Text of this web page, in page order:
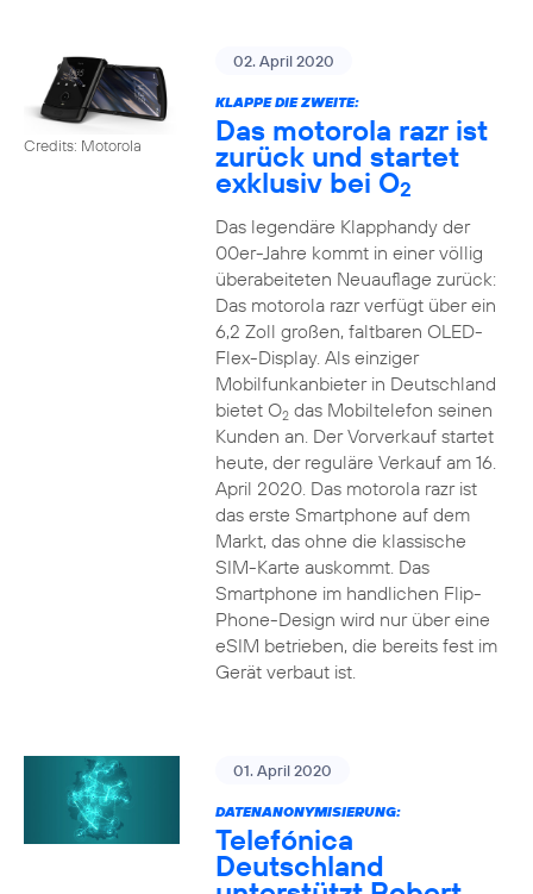
Credits: Motorola
02. April 2020
KLAPPE DIE ZWEITE:
Das motorola razr ist
zurück und startet
exklusiv bei O2
Das legendäre Klapphandy der
00er-Jahre kommt in einer völlig
überabeiteten Neuauflage zurück:
Das motorola razr verfügt über ein
6,2 Zoll großen, faltbaren OLED-
Flex-Display. Als einziger
Mobilfunkanbieter in Deutschland
bietet O2das Mobiltelefon seinen
Kunden an. Der Vorverkauf startet
heute, der reguläre Verkauf am 16.
April 2020. Das motorola razr ist
das erste Smartphone auf dem
Markt, das ohne die klassische
SIM-Karte auskommt. Das
Smartphone im handlichen Flip-
Phone-Design wird nur über eine
eSIM betrieben, die bereits fest im
Gerät verbaut ist.
01. April 2020
DATENANONYMISIERUNG:
Telefónica
Deutschland